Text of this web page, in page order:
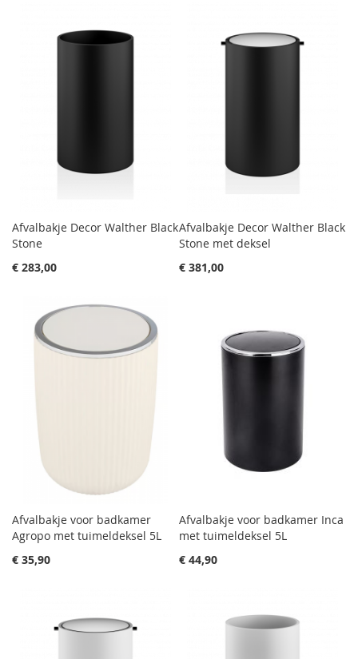
Afvalbakje Decor Walther Black
Stone
€ 283,00
Afvalbakje Decor Walther Black
Stone met deksel
€ 381,00
Afvalbakje voor badkamer
Agropo met tuimeldeksel 5L
€ 35,90
Afvalbakje voor badkamer Inca
met tuimeldeksel 5L
€ 44,90